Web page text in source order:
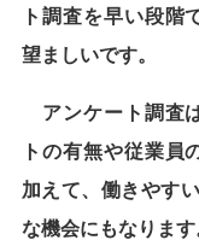
ト調査を早い段階
望ましいです。
アンケート調査
トの有無や従業員
加えて、働きやす
な機会にもなります